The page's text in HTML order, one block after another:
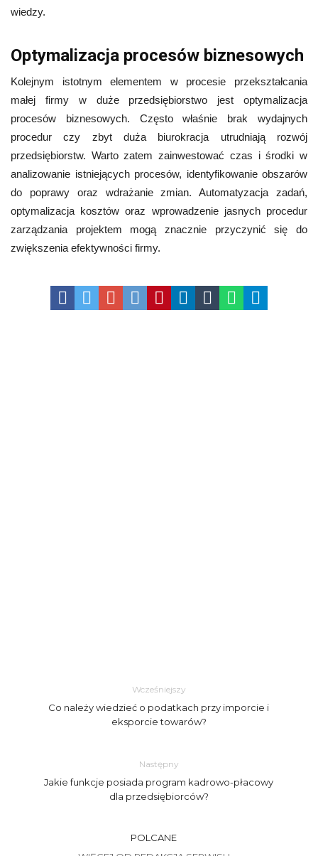
wiedzy.
Optymalizacja procesów biznesowych
Kolejnym istotnym elementem w procesie przekształcania
małej firmy w duże przedsiębiorstwo jest optymalizacja
procesów biznesowych. Często właśnie brak wydajnych
procedur czy zbyt duża biurokracja utrudniają rozwój
przedsiębiorstw. Warto zatem zainwestować czas i środki w
analizowanie istniejących procesów, identyfikowanie obszarów
do poprawy oraz wdrażanie zmian. Automatyzacja zadań,
optymalizacja kosztów oraz wprowadzenie jasnych procedur
zarządzania projektem mogą znacznie przyczynić się do
zwiększenia efektywności firmy.
Wcześniejszy
Co należy wiedzieć o podatkach przy imporcie i
eksporcie towarów?
Następny
Jakie funkcje posiada program kadrowo-płacowy
dla przedsiębiorców?
POLCANE